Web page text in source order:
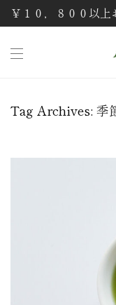
￥１０，８００以
Tag Archives: 季